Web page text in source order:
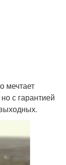
мечтает
с гарантией